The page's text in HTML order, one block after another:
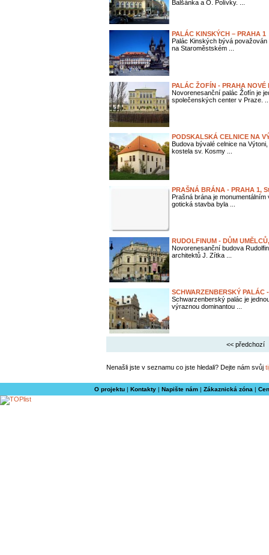
Balšánka a O. Polívky. ...
PALÁC KINSKÝCH – PRAHA 1
Palác Kinských bývá
na Staroměstském ...
PALÁC ŽOFÍN - PRAHA NOVÉ
Novorenesanční palác Žofín je
společenských center v Praze.
PODSKALSKÁ CELNICE NA
Budova bývalé celnice na
kostela sv. Kosmy ...
PRAŠNÁ BRÁNA - PRAHA 1,
Prašná brána je
gotická stavba byla ...
RUDOLFINUM - DŮM
Novorenesanční budova
architektů J. Zítka ...
SCHWARZENBERSKÝ PALÁC
Schwarzenberský palác je
výraznou dominantou ...
<< předchozí
Nenašli jste v seznamu co jste hledali? Dejte nám svůj
O projektu| Kontakty| Napište nám| Zákaznická zóna |